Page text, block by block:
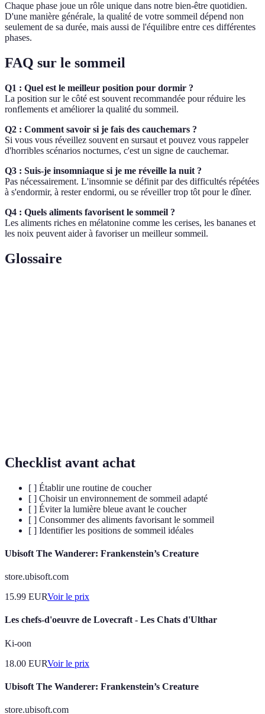
Chaque phase joue un rôle unique dans notre bien-être quotidien.
D'une manière générale, la qualité de votre sommeil dépend non
seulement de sa durée, mais aussi de l'équilibre entre ces différentes
phases.
FAQ sur le sommeil
Q1 : Quel est le meilleur position pour dormir ?
La position sur le côté est souvent recommandée pour réduire les
ronflements et améliorer la qualité du sommeil.
Q2 : Comment savoir si je fais des cauchemars ?
Si vous vous réveillez souvent en sursaut et pouvez vous rappeler
d'horribles scénarios nocturnes, c'est un signe de cauchemar.
Q3 : Suis-je insomniaque si je me réveille la nuit ?
Pas nécessairement. L'insomnie se définit par des difficultés répétées
à s'endormir, à rester endormi, ou se réveiller trop tôt pour le dîner.
Q4 : Quels aliments favorisent le sommeil ?
Les aliments riches en mélatonine comme les cerises, les bananes et
les noix peuvent aider à favoriser un meilleur sommeil.
Glossaire
Checklist avant achat
[ ] Établir une routine de coucher
[ ] Choisir un environnement de sommeil adapté
[ ] Éviter la lumière bleue avant le coucher
[ ] Consommer des aliments favorisant le sommeil
[ ] Identifier les positions de sommeil idéales
Ubisoft The Wanderer: Frankenstein’s Creature
store.ubisoft.com
15.99 EURVoir le prix
Les chefs-d'oeuvre de Lovecraft - Les Chats d'Ulthar
Ki-oon
18.00 EURVoir le prix
Ubisoft The Wanderer: Frankenstein’s Creature
store.ubisoft.com